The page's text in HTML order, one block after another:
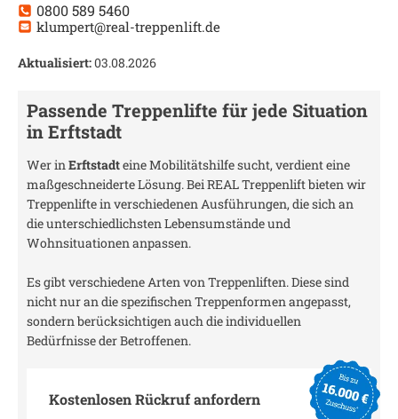
0800 589 5460
klumpert@real-treppenlift.de
Aktualisiert:03.08.2026
Passende Treppenlifte für jede Situation
inErftstadt
Wer inErftstadteine Mobilitätshilfe sucht, verdient eine
maßgeschneiderte Lösung. Bei REAL Treppenlift bieten wir
Treppenlifte in verschiedenen Ausführungen, die sich an
die unterschiedlichsten Lebensumstände und
Wohnsituationen anpassen.
Es gibt verschiedene Arten von Treppenliften. Diese sind
nicht nur an die spezifischen Treppenformen angepasst,
sondern berücksichtigen auch die individuellen
Bedürfnisse der Betroffenen.
Kostenlosen Rückruf anfordern